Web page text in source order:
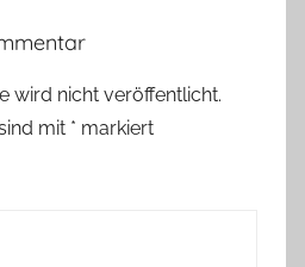
wird nicht veröffentlicht.
mit * markiert